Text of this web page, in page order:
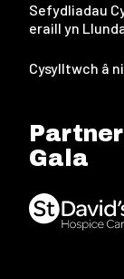
Sefydliadau
eraill yn
Cysylltwch â ni
Gala